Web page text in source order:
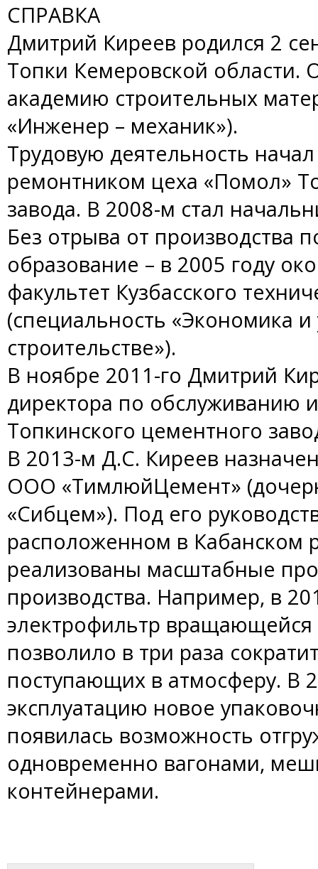
СПРАВКА
Дмитрий Киреев родился 2
Топки Кемеровской области.
академию строительных
«Инженер – механик»).
Трудовую деятельность
ремонтником цеха «Помол»
завода. В 2008-м стал
Без отрыва от производства
образование – в 2005 году
факультет Кузбасского
(специальность «Экономика
строительстве»).
В ноябре 2011-го Дмитрий
директора по обслуживанию
Топкинского цементного
В 2013-м Д.С. Киреев
ООО «ТимлюйЦемент»
«Сибцем»). Под его
расположенном в Кабанском
реализованы масштабные
производства. Например, в
электрофильтр
позволило в три раза
поступающих в атмосферу. В
эксплуатацию новое
появилась возможность
одновременно вагонами,
контейнерами.